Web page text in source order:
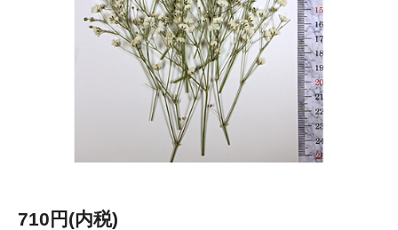
710円(内税)